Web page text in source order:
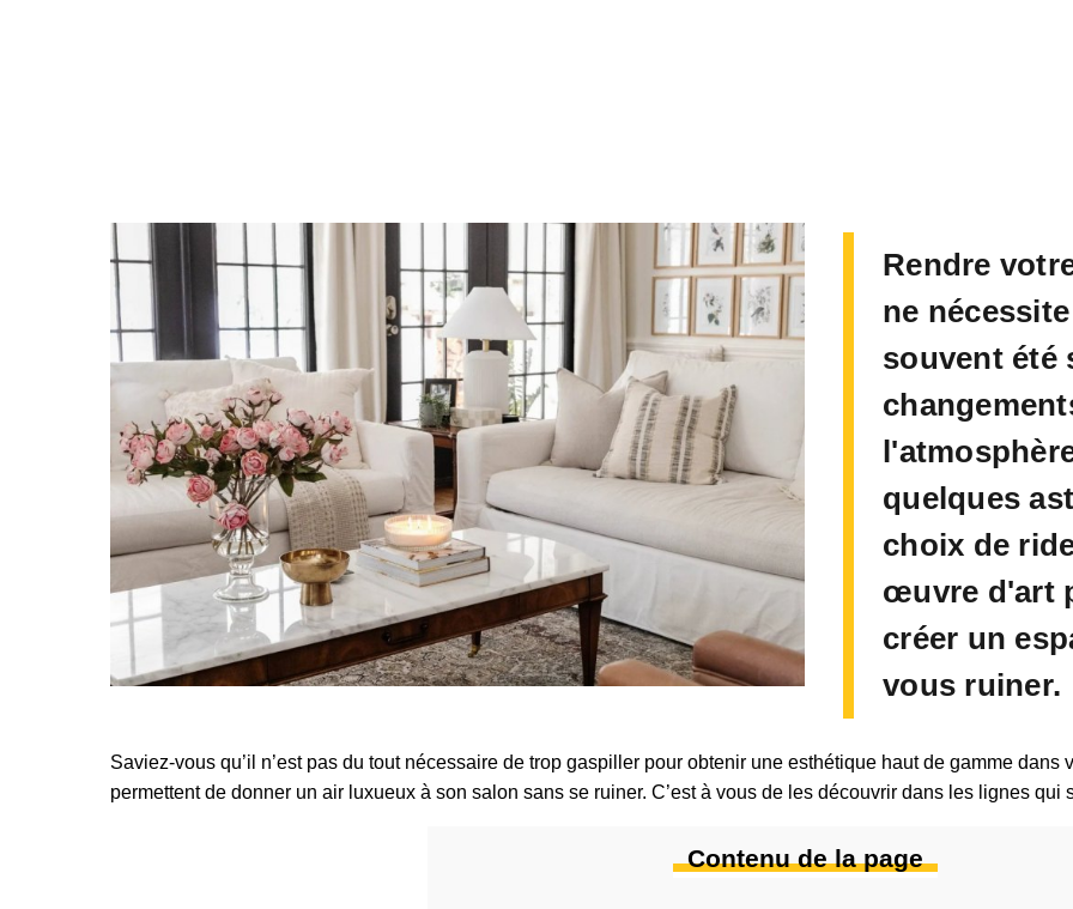
Rendre
ne
souvent été
quelques
choix de
œuvre d'art
créer un
vous ruiner.
Saviez-vous qu’il n’est pas du tout nécessaire de trop gaspiller pour obtenir une esthétique haut de gamme
permettent de donner un air luxueux à son salon sans se ruiner. C’est à vous de les découvrir dans les lignes qui
Contenu de la page